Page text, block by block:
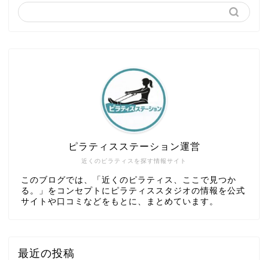
近くのピラティスを探す情報サイト
ピラティスステーション運営
このブログでは、「近くのピラティス、ここで見つか
る。」をコンセプトにピラティススタジオの情報を公式
サイトや口コミなどをもとに、まとめています。
最近の投稿